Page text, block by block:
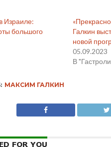
Израиле:
большого
Галкин
новой
05.09.2023
В
МАКСИМ ГАЛКИН
FOR YOU